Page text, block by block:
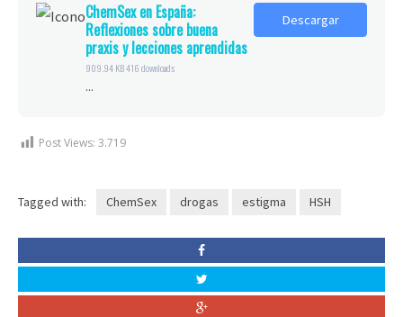
ChemSex en España:
Reflexiones sobre buena
praxis y lecciones aprendidas
909.94 KB416 downloads
...
Descargar
Post Views: 3.719
Tagged with: ChemSex drogas estigma HSH